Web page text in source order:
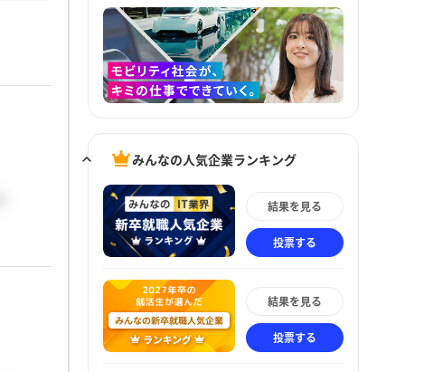
みんなの人気企業ランキング
結果を見る
投票する
結果を見る
投票する